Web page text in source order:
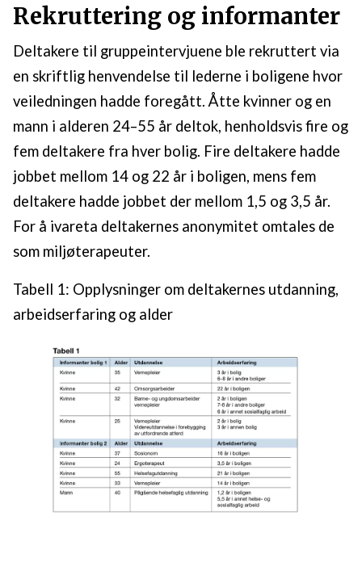
Rekruttering og informanter
Deltakere til gruppeintervjuene ble rekruttert via
en skriftlig henvendelse til lederne i boligene hvor
veiledningen hadde foregått. Åtte kvinner og en
mann i alderen 24–55 år deltok, henholdsvis fire og
fem deltakere fra hver bolig. Fire deltakere hadde
jobbet mellom 14 og 22 år i boligen, mens fem
deltakere hadde jobbet der mellom 1,5 og 3,5 år.
For å ivareta deltakernes anonymitet omtales de
som miljøterapeuter.
Tabell 1: Opplysninger om deltakernes utdanning,
arbeidserfaring og alder